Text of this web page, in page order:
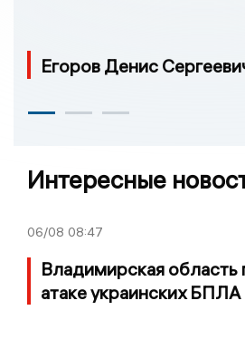
Егоров Денис
Интересные
06/08 08:47
Владимирская область
атаке украинских БПЛА